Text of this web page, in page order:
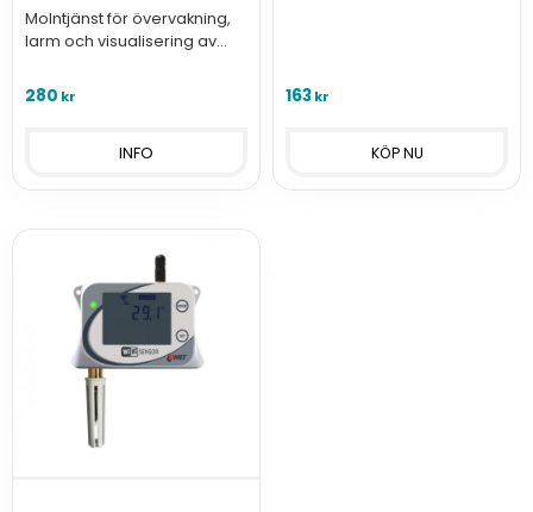
Molntjänst för övervakning,
larm och visualisering av
sensorer (4G-loggrar, WiFi-,
280 kr
INFO
163kr